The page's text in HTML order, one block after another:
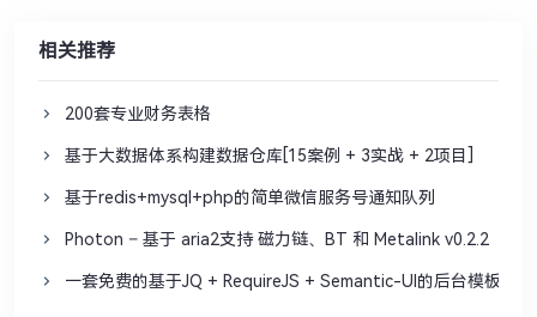
相关推荐
200套专业财务表格
基于大数据体系构建数据仓库[15案例 + 3实战 + 2项目]
基于redis+mysql+php的简单微信服务号通知队列
Photon – 基于 aria2支持 磁力链、BT 和 Metalink v0.2.2
一套免费的基于JQ + RequireJS + Semantic-UI的后台模板系统